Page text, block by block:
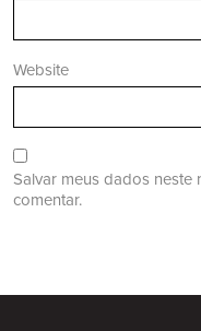
Website
Salvar meus dados
comentar.